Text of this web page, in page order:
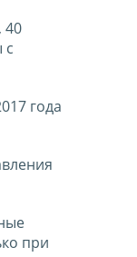
40
с
года
при